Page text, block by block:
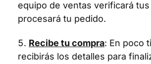
equipo de ventas verificará
procesará tu pedido.
Recibe tu compra: En poco
recibirás los detalles para